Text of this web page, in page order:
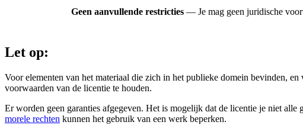
Geen aanvullende restricties — Je mag geen juridische
Let op:
Voor elementen van het materiaal die zich in het publieke domein bevinden,
voorwaarden van de licentie te houden.
Er worden geen garanties afgegeven. Het is mogelijk dat de licentie je niet
morele rechten kunnen het gebruik van een werk beperken.